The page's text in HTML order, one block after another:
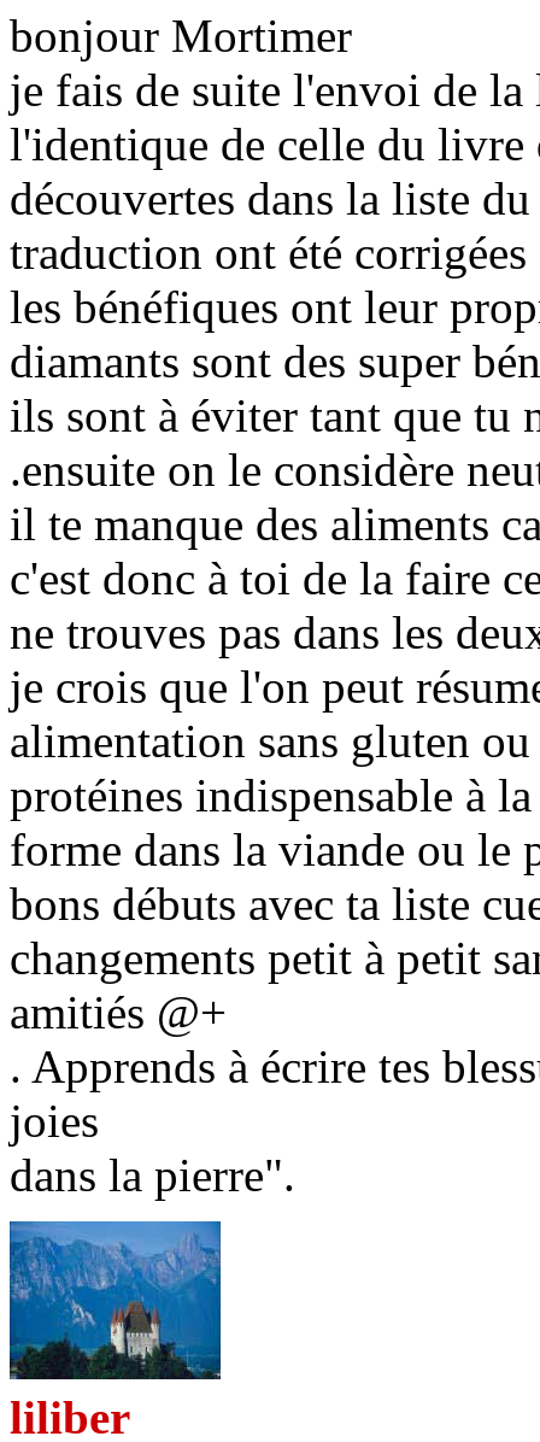
bonjour Mortimer
je fais de suite l'envoi de
l'identique de celle du livre
découvertes dans la liste
traduction ont été corrigées
les bénéfiques ont leur
diamants sont des super
ils sont à éviter tant que tu
.ensuite on le considère
il te manque des aliments
c'est donc à toi de la faire
ne trouves pas dans les
je crois que l'on peut
alimentation sans gluten
protéines indispensable à
forme dans la viande ou le
bons débuts avec ta liste
changements petit à petit
amitiés @+
. Apprends à écrire tes
joies
dans la pierre".
liliber